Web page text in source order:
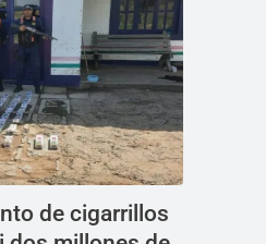
de cigarrillos